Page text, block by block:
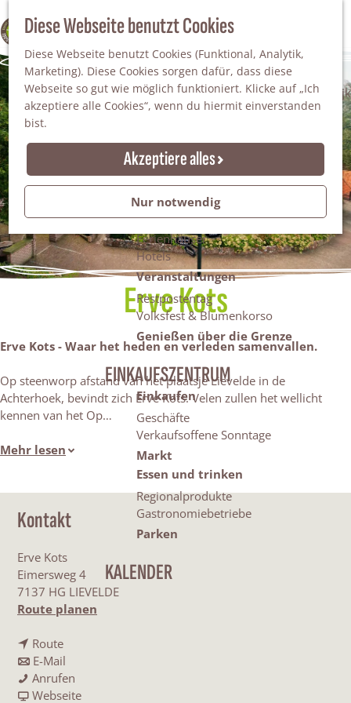
Diese Webseite benutzt Cookies
Diese Webseite benutzt Cookies (Funktional, Analytik,
Marketing). Diese Cookies sorgen dafür, dass diese
Webseite so gut wie möglich funktioniert. Klicke auf „Ich
akzeptiere alle Cookies“, wenn du hiermit einverstanden
bist.
Akzeptiere alles
Nur notwendig
100% WINTERSWIJK
S
u
c
h
e
n
M
e
n
ü
Da staunt man!
Freiheitsbäume
Natur
Naturgebiete
Nationaler Landschaftspark Winterswijk
Der Steingrube
Gärten & Parks
Übernachten
Campingplätze & Ferienparks
Gruppenunterkünfte
Bed & Breakfasts
Ferienhäuser
Hotels
Veranstaltungen
Restpostentag
Volksfest & Blumenkorso
Genießen über die Grenze
EINKAUFSZENTRUM
Einkaufen
Geschäfte
Verkaufsoffene Sonntage
Markt
Essen und trinken
Regionalprodukte
Gastronomiebetriebe
Parken
KALENDER
Erve Kots
Erve Kots - Waar het heden en verleden samenvallen.
Op steenworp afstand van het plaatsje Lievelde in de
Achterhoek, bevindt zich Erve Kots. Velen zullen het wellicht
kennen van het Op…
Mehr lesen
Kontakt
Erve Kots
Eimersweg 4
7137 HG LIEVELDE
Route planen
Routeb
i
s
E
E-Mail
i
s
Anrufen
r
Webseitea